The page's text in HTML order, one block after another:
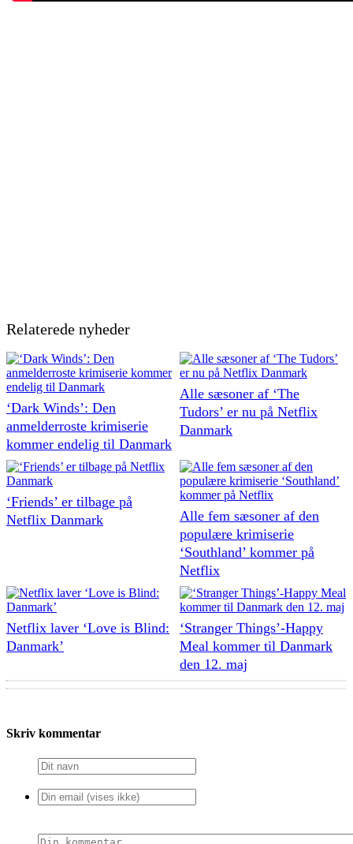
Relaterede nyheder
‘Dark Winds’: Den
anmelderroste krimiserie
kommer endelig til Danmark
Alle sæsoner af ‘The
Tudors’ er nu på Netflix
Danmark
‘Friends’ er tilbage på
Netflix Danmark
Alle fem sæsoner af den
populære krimiserie
‘Southland’ kommer på
Netflix
Netflix laver ‘Love is Blind:
Danmark’
‘Stranger Things’-Happy
Meal kommer til Danmark
den 12. maj
Skriv kommentar